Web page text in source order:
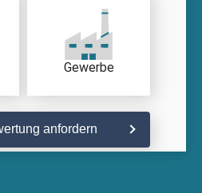
Gewerbe
anfordern